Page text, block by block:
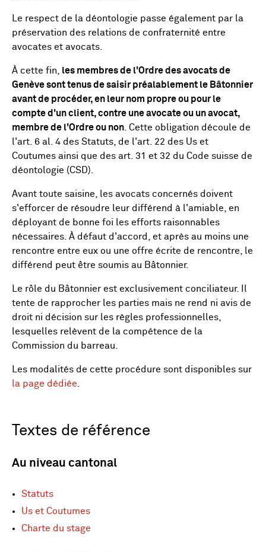
Le respect de la déontologie passe également par la
préservation des relations de confraternité entre
avocates et avocats.
À cette fin, les membres de l'Ordre des avocats de
Genève sont tenus de saisir préalablement le Bâtonnier
avant de procéder, en leur nom propre ou pour le
compte d'un client, contre une avocate ou un avocat,
membre de l'Ordre ou non . Cette obligation découle de
l'art. 6 al. 4 des Statuts, de l'art. 22 des Us et
Coutumes ainsi que des art. 31 et 32 du Code suisse de
déontologie (CSD).
Avant toute saisine, les avocats concernés doivent
s'efforcer de résoudre leur différend à l'amiable, en
déployant de bonne foi les efforts raisonnables
nécessaires. À défaut d'accord, et après au moins une
rencontre entre eux ou une offre écrite de rencontre, le
différend peut être soumis au Bâtonnier.
Le rôle du Bâtonnier est exclusivement conciliateur. Il
tente de rapprocher les parties mais ne rend ni avis de
droit ni décision sur les règles professionnelles,
lesquelles relèvent de la compétence de la
Commission du barreau.
Les modalités de cette procédure sont disponibles sur
la page dédiée
Textes de référence
Au niveau cantonal
Statuts
Us et Coutumes
Charte du stage